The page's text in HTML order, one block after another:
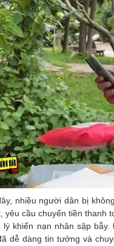
nhiều người dân bị
yêu cầu chuyển tiền thanh
lý khiến nạn nhân sập
dễ dàng tin tưởng và